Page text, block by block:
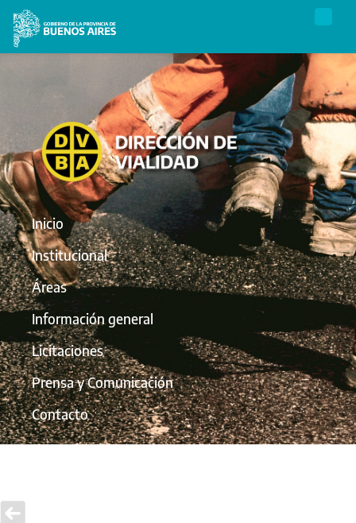
Inicio
Institucional
Áreas
Información general
Licitaciones
Prensa y Comunicación
Contacto